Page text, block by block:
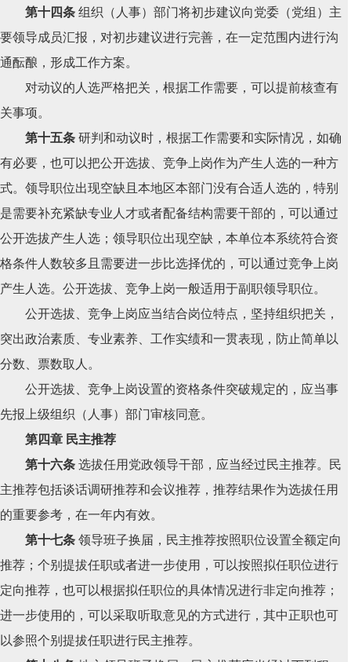
第十四条 组织（人事）部门将初步建议向党委（党组）主
要领导成员汇报，对初步建议进行完善，在一定范围内进行沟
通酝酿，形成工作方案。
对动议的人选严格把关，根据工作需要，可以提前核查有
关事项。
第十五条 研判和动议时，根据工作需要和实际情况，如确
有必要，也可以把公开选拔、竞争上岗作为产生人选的一种方
式。领导职位出现空缺且本地区本部门没有合适人选的，特别
是需要补充紧缺专业人才或者配备结构需要干部的，可以通过
公开选拔产生人选；领导职位出现空缺，本单位本系统符合资
格条件人数较多且需要进一步比选择优的，可以通过竞争上岗
产生人选。公开选拔、竞争上岗一般适用于副职领导职位。
公开选拔、竞争上岗应当结合岗位特点，坚持组织把关，
突出政治素质、专业素养、工作实绩和一贯表现，防止简单以
分数、票数取人。
公开选拔、竞争上岗设置的资格条件突破规定的，应当事
先报上级组织（人事）部门审核同意。
第四章 民主推荐
第十六条 选拔任用党政领导干部，应当经过民主推荐。民
主推荐包括谈话调研推荐和会议推荐，推荐结果作为选拔任用
的重要参考，在一年内有效。
第十七条 领导班子换届，民主推荐按照职位设置全额定向
推荐；个别提拔任职或者进一步使用，可以按照拟任职位进行
定向推荐，也可以根据拟任职位的具体情况进行非定向推荐；
进一步使用的，可以采取听取意见的方式进行，其中正职也可
以参照个别提拔任职进行民主推荐。